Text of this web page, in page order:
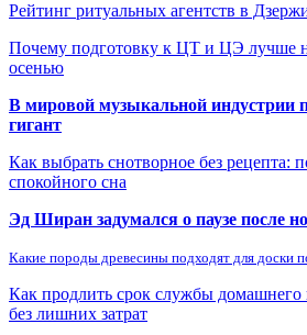
Рейтинг ритуальных агентств в
Почему подготовку к ЦТ и ЦЭ лучше
осенью
В мировой музыкальной индустрии
гигант
Как выбрать снотворное без рецепта:
спокойного сна
Эд Ширан задумался о паузе после
Какие породы древесины подходят для доски
Как продлить срок службы домашнего
без лишних затрат